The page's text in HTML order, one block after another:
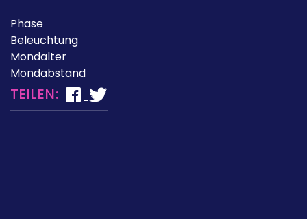
Phase
Beleuchtung
Mondalter
Mondabstand
TEILEN: